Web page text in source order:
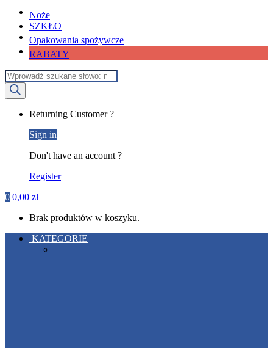
Noże
SZKŁO
Opakowania spożywcze
RABATY
Wyszukiwarka
produktów
Returning Customer ?
Sign in
Don't have an account ?
Register
0 0,00 zł
Brak produktów w koszyku.
KATEGORIE